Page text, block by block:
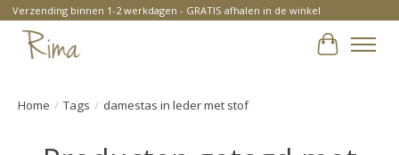
Verzending binnen 1-2 werkdagen - GRATIS afhalen in de winkel
Home / Tags / damestas in leder met stof